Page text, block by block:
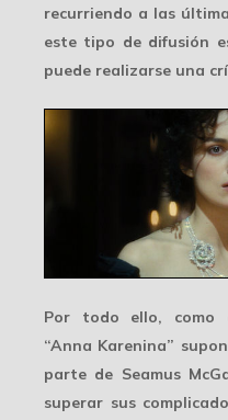
recurriendo a las
este tipo de difusión
puede realizarse una
Por todo ello, como
“Anna Karenina”
parte de Seamus
superar sus